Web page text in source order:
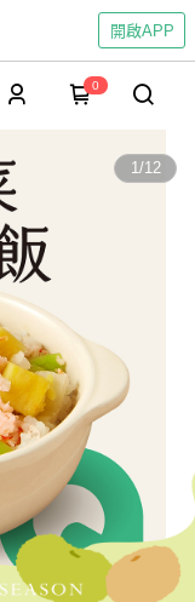
開啟APP
0
1/12